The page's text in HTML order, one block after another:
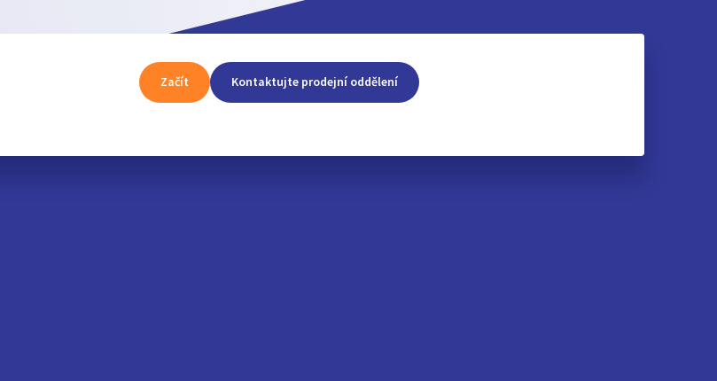
Začít Kontaktujte prodejní oddělení